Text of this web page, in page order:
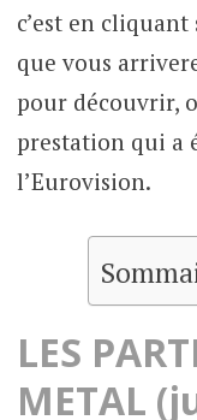
c’est en
que vous
pour découvrir,
prestation qui a
l’Eurovision.
LES
METAL